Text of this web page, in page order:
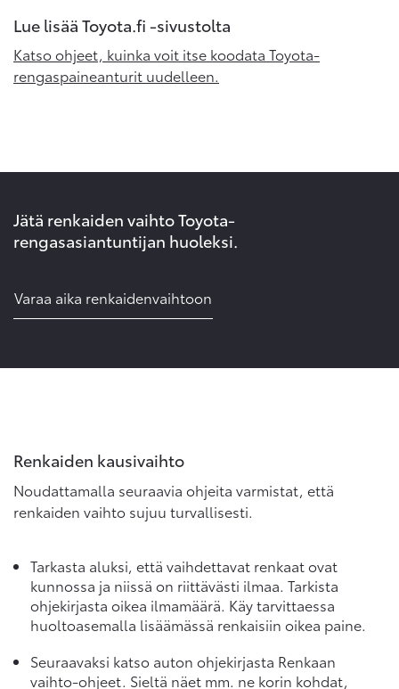
Lue lisää Toyota.fi -sivustolta
Katso ohjeet, kuinka voit itse koodata Toyota-
rengaspaineanturit uudelleen.
Jätä renkaiden vaihto Toyota-
rengasasiantuntijan huoleksi.
Varaa aika renkaidenvaihtoon
Renkaiden kausivaihto
Noudattamalla seuraavia ohjeita varmistat, että
renkaiden vaihto sujuu turvallisesti.
Tarkasta aluksi, että vaihdettavat renkaat ovat
kunnossa ja niissä on riittävästi ilmaa. Tarkista
ohjekirjasta oikea ilmamäärä. Käy tarvittaessa
huoltoasemalla lisäämässä renkaisiin oikea paine.
Seuraavaksi katso auton ohjekirjasta Renkaan
vaihto-ohjeet. Sieltä näet mm. ne korin kohdat,